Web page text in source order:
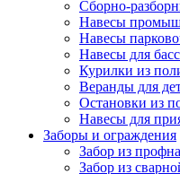
Сборно-
Навесы
Навесы
Навесы для
Курилки из
Веранды для
Остановки из
Навесы для
Заборы и ограждения
Забор из
Забор из